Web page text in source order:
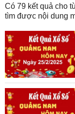
Có 79 kết quả cho
tìm được nội dung